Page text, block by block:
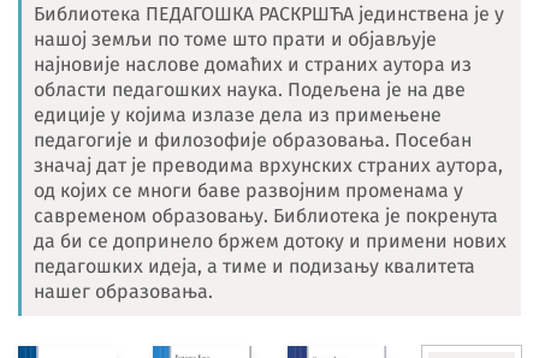
Библиотека ПЕДАГОШКА РАСКРШЋА јединствена је у
нашој земљи по томе што прати и објављује
најновије наслове домаћих и страних аутора из
области педагошких наука. Подељена је на две
едиције у којима излазе дела из примењене
педагогије и филозофије образовања. Посебан
значај дат је преводима врхунских страних аутора,
од којих се многи баве развојним променама у
савременом образовању. Библиотека је покренута
да би се допринело бржем дотоку и примени нових
педагошких идеја, а тиме и подизању квалитета
нашег образовања.